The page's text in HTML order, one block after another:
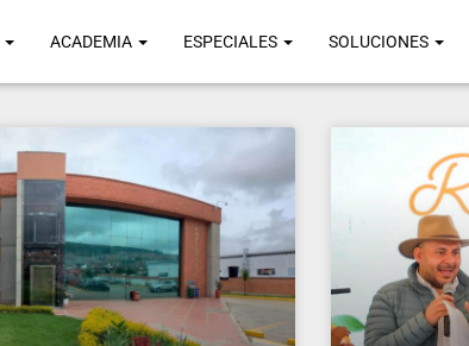
ACADEMIA ESPECIALES SOLUCIONES